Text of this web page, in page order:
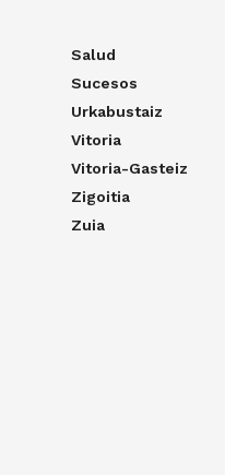
Salud
Sucesos
Urkabustaiz
Vitoria
Vitoria-Gasteiz
Zigoitia
Zuia